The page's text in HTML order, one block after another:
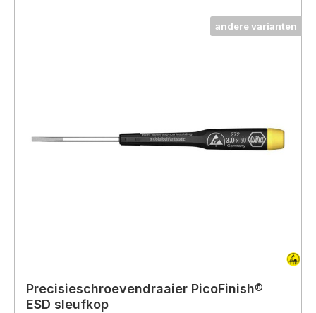
andere varianten
Precisieschroevendraaier PicoFinish®
ESD sleufkop